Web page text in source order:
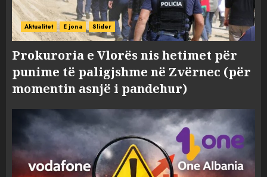
Aktualitet E jona Slider
Prokuroria e Vlorës nis hetimet për
punime të paligjshme në Zvërnec (për
momentin asnjë i pandehur)